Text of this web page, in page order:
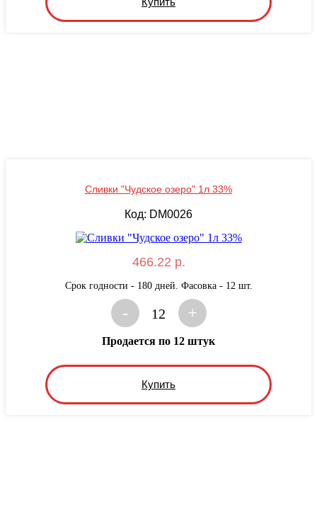
Сливки "Чудское озеро" 1л 33%
Код: DM0026
466.22 р.
Срок годности - 180 дней. Фасовка - 12 шт.
- 12 +
Купить
Продается по 12 штук